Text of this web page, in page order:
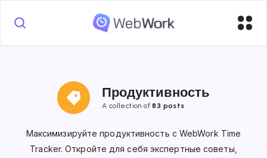
Продуктивность
A collection of83 posts
Максимизируйте продуктивность с WebWork Time
Tracker. Откройте для себя экспертные советы,